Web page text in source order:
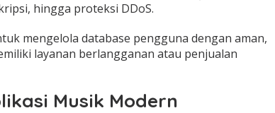
hingga proteksi DDoS.
mengelola database pengguna dengan aman,
layanan berlangganan atau penjualan
Musik Modern